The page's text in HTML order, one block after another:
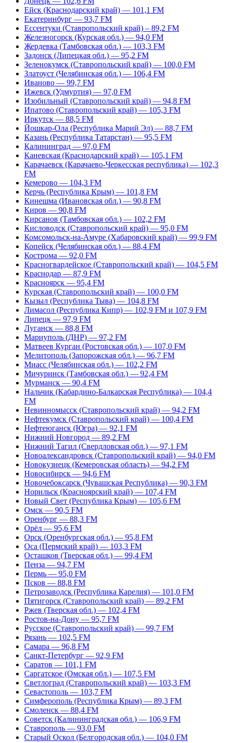
Ейск (Краснодарский край) — 101,1 FM
Екатеринбург — 93,7 FM
Ессентуки (Ставропольский край) – 89,2 FM
Железногорск (Курская обл.) — 94,0 FM
Жердевка (Тамбовская обл.) — 103,3 FM
Задонск (Липецкая обл.) — 95,2 FM
Зеленокумск (Ставропольский край) — 100,0 FM
Златоуст (Челябинская обл.) — 106,4 FM
Иваново — 99,7 FM
Ижевск (Удмуртия) — 97,0 FM
Изобильный (Ставропольский край) — 94,8 FM
Ипатово (Ставропольский край) — 105,3 FM
Иркутск — 88,5 FM
Йошкар-Ола (Республика Марий Эл) — 88,7 FM
Казань (Республика Татарстан) — 95,5 FM
Калининград — 97,0 FM
Каневская (Краснодарский край) — 105,1 FM
Карачаевск (Карачаево-Черкесская республика) — 102,3
FM
Кемерово — 104,3 FM
Керчь (Республика Крым) — 101,8 FM
Кинешма (Ивановская обл.) — 90,8 FM
Киров — 90,8 FM
Кирсанов (Тамбовская обл.) — 102,2 FM
Кисловодск (Ставропольский край) — 95,0 FM
Комсомольск-на-Амуре (Хабаровский край) — 99,9 FM
Копейск (Челябинская обл.) — 88,4 FM
Кострома — 92,0 FM
Красногвардейское (Ставропольский край) — 104,5 FM
Краснодар — 87,9 FM
Красноярск — 95,4 FM
Курская (Ставропольский край) — 100,0 FM
Кызыл (Республика Тыва) — 104,8 FM
Лимасол (Республика Кипр) — 102,9 FM и 107,9 FM
Липецк — 97,9 FM
Луганск — 88,8 FM
Мариуполь (ДНР) — 97,2 FM
Матвеев Курган (Ростовская обл.) — 107,0 FM
Мелитополь (Запорожская обл.) — 96,7 FM
Миасс (Челябинская обл.) — 102,2 FM
Мичуринск (Тамбовская обл.) — 92,4 FM
Мурманск — 90,4 FM
Нальчик (Кабардино-Балкарская Республика) — 104,4
FM
Невинномысск (Ставропольский край) — 94,2 FM
Нефтекумск (Ставропольский край) — 100,4 FM
Нефтеюганск (Югра) — 92,1 FM
Нижний Новгород — 89,2 FM
Нижний Тагил (Свердловская обл.) — 97,1 FM
Новоалександровск (Ставропольский край) — 94,0 FM
Новокузнецк (Кемеровская область) — 94,2 FM
Новосибирск — 94,6 FM
Новочебоксарск (Чувашская Республика) — 90,3 FM
Норильск (Красноярский край) — 107,4 FM
Новый Свет (Республика Крым) — 105,6 FM
Омск — 90,5 FM
Оренбург — 88,3 FM
Орёл — 95,6 FM
Орск (Оренбургская обл.) — 95,8 FM
Оса (Пермский край) — 103,3 FM
Осташков (Тверская обл.) — 99,4 FM
Пенза — 94,7 FM
Пермь — 95,0 FM
Псков — 88,8 FM
Петрозаводск (Республика Карелия) — 101,0 FM
Пятигорск (Ставропольский край) — 89,2 FM
Ржев (Тверская обл.) — 102,4 FM
Ростов-на-Дону — 95,7 FM
Русское (Ставропольский край) — 99,7 FM
Рязань — 102,5 FM
Самара — 96,8 FM
Санкт-Петербург — 92,9 FM
Саратов — 101,1 FM
Саргатское (Омская обл.) — 107,5 FM
Светлоград (Ставропольский край) — 103,3 FM
Севастополь — 103,7 FM
Симферополь (Республика Крым) — 89,3 FM
Смоленск — 88,4 FM
Советск (Калининградская обл.) — 106,9 FM
Ставрополь — 93,0 FM
Старый Оскол (Белгородская обл.) — 104,0 FM